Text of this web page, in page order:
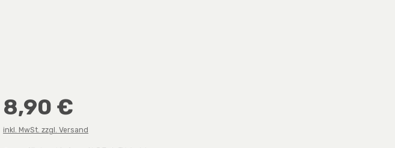
8,90 €
inkl. MwSt. zzgl. Versand